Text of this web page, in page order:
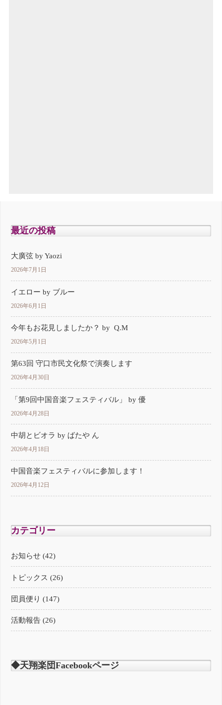
最近の投稿
大廣弦 by Yaozi
2026年7月1日
イエロー by ブルー
2026年6月1日
今年もお花見しましたか？ by Q.M
2026年5月1日
第63回 守口市民文化祭で演奏します
2026年4月30日
「第9回中国音楽フェスティバル」 by 優
2026年4月28日
中胡とビオラ by ばたや ん
2026年4月18日
中国音楽フェスティバルに参加します！
2026年4月12日
カテゴリー
お知らせ (42)
トピックス (26)
団員便り (147)
活動報告 (26)
◆天翔楽団Facebookページ